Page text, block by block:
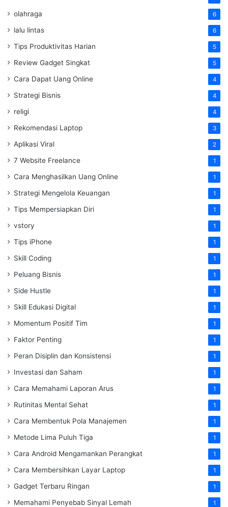
olahraga 6
lalu lintas 6
Tips Produktivitas Harian 5
Review Gadget Singkat 5
Cara Dapat Uang Online 4
Strategi Bisnis 4
religi 4
Rekomendasi Laptop 3
Aplikasi Viral 2
7 Website Freelance 1
Cara Menghasilkan Uang Online 1
Strategi Mengelola Keuangan 1
Tips Mempersiapkan Diri 1
vstory 1
Tips iPhone 1
Skill Coding 1
Peluang Bisnis 1
Side Hustle 1
Skill Edukasi Digital 1
Momentum Positif Tim 1
Faktor Penting 1
Peran Disiplin dan Konsistensi 1
Investasi dan Saham 1
Cara Memahami Laporan Arus 1
Rutinitas Mental Sehat 1
Cara Membentuk Pola Manajemen 1
Metode Lima Puluh Tiga 1
Cara Android Mengamankan Perangkat 1
Cara Membersihkan Layar Laptop 1
Gadget Terbaru Ringan 1
Memahami Penyebab Sinyal Lemah 1